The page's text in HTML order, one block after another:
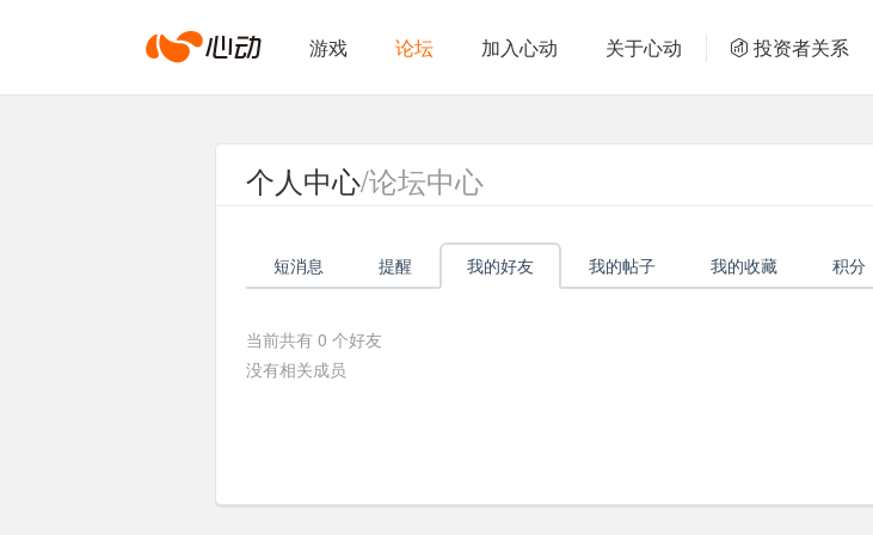
心
动
络
游戏 论坛 加入心动 关于心动 投资者关系
个人中心/论坛中心
短消息 提醒 我的好友 我的帖子 我的收藏 积分
当前共有 0 个好友
没有相关成员